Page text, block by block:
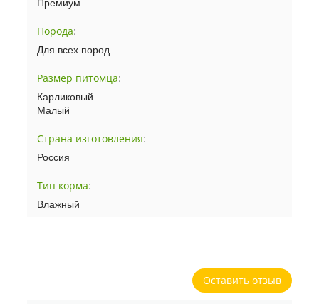
Премиум
Порода:
Для всех пород
Размер питомца:
Карликовый
Малый
Страна изготовления:
Россия
Тип корма:
Влажный
Оставить отзыв